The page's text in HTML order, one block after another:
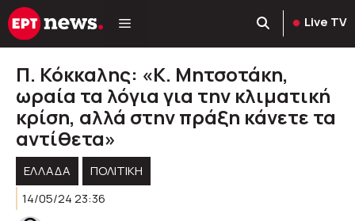
Μετάβαση
σε
Live TV
Π. Κόκκαλης: «Κ. Μητσοτάκη,
ωραία τα λόγια για την κλιματική
κρίση, αλλά στην πράξη κάνετε τα
αντίθετα»
ΕΛΛΑΔΑ
ΠΟΛΙΤΙΚΉ
14/05/24 23:36